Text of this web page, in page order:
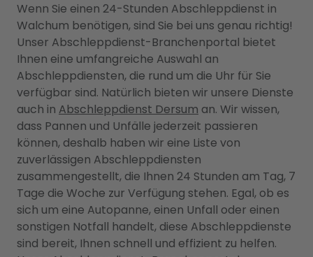
Wenn Sie einen 24-Stunden Abschleppdienst in
Walchum benötigen, sind Sie bei uns genau richtig!
Unser Abschleppdienst-Branchenportal bietet
Ihnen eine umfangreiche Auswahl an
Abschleppdiensten, die rund um die Uhr für Sie
verfügbar sind. Natürlich bieten wir unsere Dienste
auch in Abschleppdienst Dersum an. Wir wissen,
dass Pannen und Unfälle jederzeit passieren
können, deshalb haben wir eine Liste von
zuverlässigen Abschleppdiensten
zusammengestellt, die Ihnen 24 Stunden am Tag, 7
Tage die Woche zur Verfügung stehen. Egal, ob es
sich um eine Autopanne, einen Unfall oder einen
sonstigen Notfall handelt, diese Abschleppdienste
sind bereit, Ihnen schnell und effizient zu helfen.